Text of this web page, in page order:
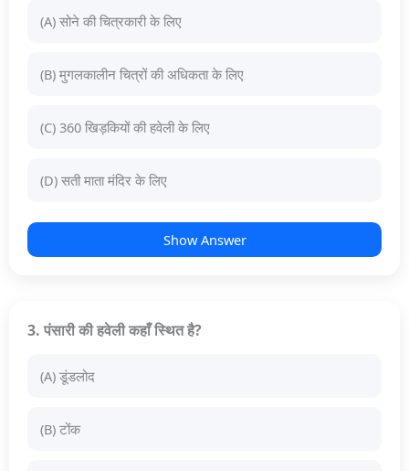
(A) सोने की चित्रकारी के लिए
(B) मुगलकालीन चित्रों की अधिकता के लिए
(C) 360 खिड़कियों की हवेली के लिए
(D) सती माता मंदिर के लिए
Show Answer
3. पंसारी की हवेली कहाँ स्थित है?
(A) डूंडलोद
(B) टोंक